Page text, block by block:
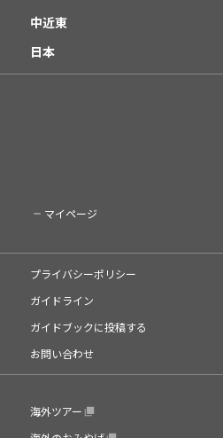
中近東
日本
マイページ
プライバシーポリシー
ガイドライン
ガイドブックに投稿する
お問い合わせ
海外ツアー